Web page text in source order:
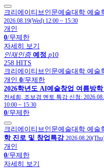
크리에이티브인문예술대학 예술
2026.08.19(Wed) 12:00 ~ 15:30
개인
0/무제한
자세히 보기
인재인증 예정 p10
258 HITS
크리에이티브인문예술대학 예술
개인 0/무제한
2026학년도 AI예술창업 여름방
전세희, 조보경 멘토 특강 신청:
10:00 ~ 15:30
0/무제한
크리에이티브인문예술대학 예술
학 진로 및 창업특강
개인
0/무제한
자세히 보기